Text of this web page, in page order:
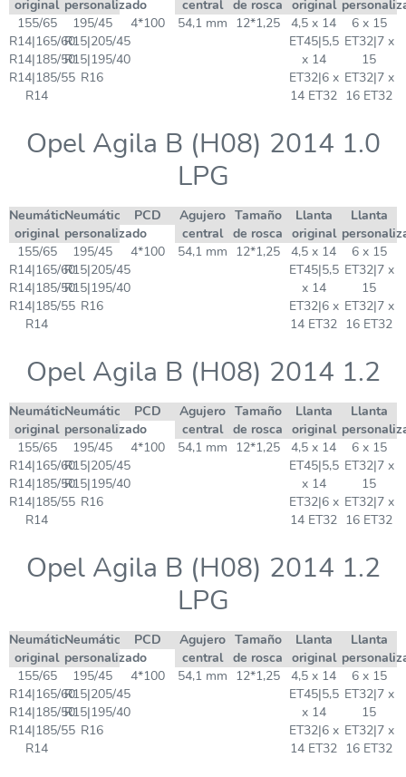
original personalizado central de rosca original
155/65
R14|165/60
R14|185/50
R14|185/55
R14
195/45
R15|205/45
R15|195/40
R16
4*100 54,1 mm 12*1,25
4,5 x 14
ET45|5,5
x 14
ET32|6 x
14 ET32
6 x 15
ET32|7 x
15
ET32|7 x
16 ET32
Opel Agila B (H08) 2014 1.0
LPG
Neumático
original
Neumático
personalizado
PCD
Agujero
central
Tamaño
de rosca
Llanta
original
Llanta
155/65
R14|165/60
R14|185/50
R14|185/55
R14
195/45
R15|205/45
R15|195/40
R16
4*100 54,1 mm 12*1,25
4,5 x 14
ET45|5,5
x 14
ET32|6 x
14 ET32
6 x 15
ET32|7 x
15
ET32|7 x
16 ET32
Opel Agila B (H08) 2014 1.2
Neumático
original
Neumático
personalizado
PCD
Agujero
central
Tamaño
de rosca
Llanta
original
Llanta
155/65
R14|165/60
R14|185/50
R14|185/55
R14
195/45
R15|205/45
R15|195/40
R16
4*100 54,1 mm 12*1,25
4,5 x 14
ET45|5,5
x 14
ET32|6 x
14 ET32
6 x 15
ET32|7 x
15
ET32|7 x
16 ET32
Opel Agila B (H08) 2014 1.2
LPG
Neumático
original
Neumático
personalizado
PCD
Agujero
central
Tamaño
de rosca
Llanta
original
Llanta
155/65
R14|165/60
R14|185/50
R14|185/55
R14
195/45
R15|205/45
R15|195/40
R16
4*100 54,1 mm 12*1,25
4,5 x 14
ET45|5,5
x 14
ET32|6 x
14 ET32
6 x 15
ET32|7 x
15
ET32|7 x
16 ET32